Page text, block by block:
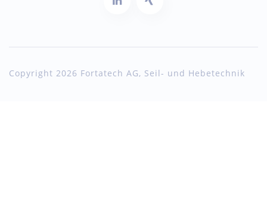
Copyright 2026 Fortatech AG, Seil- und Hebetechnik